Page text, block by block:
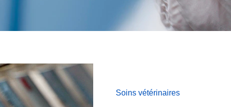
Soins vétérinaires